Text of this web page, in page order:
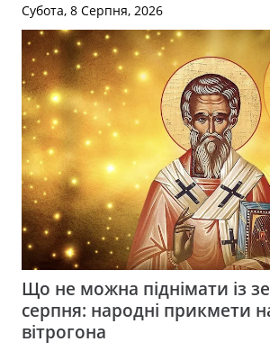
Субота, 8 Серпня, 2026
Що не можна піднімати із
серпня: народні прикмети
вітрогона